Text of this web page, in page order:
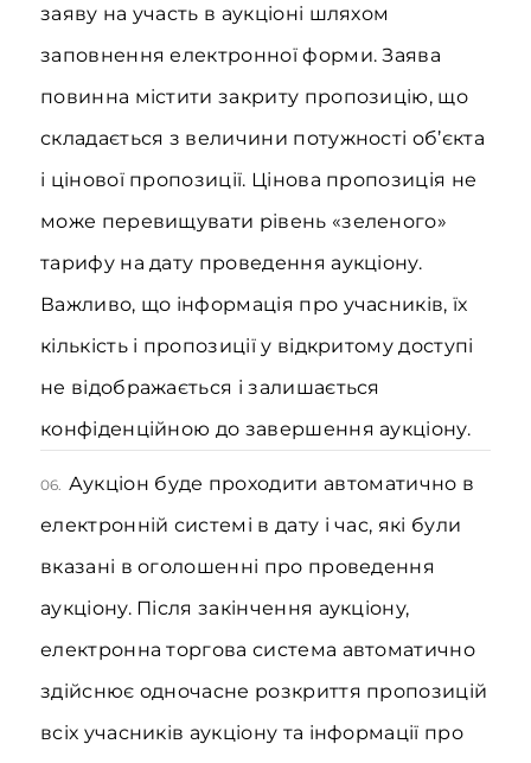
заяву на участь в аукціоні шляхом
заповнення електронної форми. Заява
повинна містити закриту пропозицію, що
складається з величини потужності об’єкта
і цінової пропозиції. Цінова пропозиція не
може перевищувати рівень «зеленого»
тарифу на дату проведення аукціону.
Важливо, що інформація про учасників, їх
кількість і пропозиції у відкритому доступі
не відображається і залишається
конфіденційною до завершення аукціону.
06. Аукціон буде проходити автоматично в
електронній системі в дату і час, які були
вказані в оголошенні про проведення
аукціону. Після закінчення аукціону,
електронна торгова система автоматично
здійснює одночасне розкриття пропозицій
всіх учасників аукціону та інформації про